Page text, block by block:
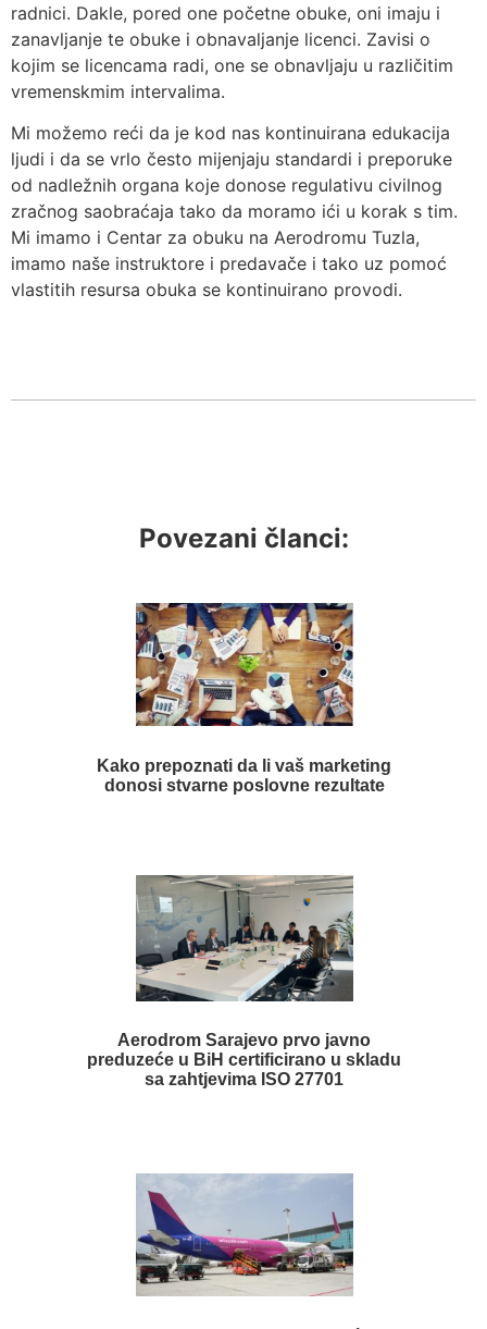
radnici. Dakle, pored one početne obuke, oni imaju i
zanavljanje te obuke i obnavaljanje licenci. Zavisi o
kojim se licencama radi, one se obnavljaju u različitim
vremenskmim intervalima.
Mi možemo reći da je kod nas kontinuirana edukacija
ljudi i da se vrlo često mijenjaju standardi i preporuke
od nadležnih organa koje donose regulativu civilnog
zračnog saobraćaja tako da moramo ići u korak s tim.
Mi imamo i Centar za obuku na Aerodromu Tuzla,
imamo naše instruktore i predavače i tako uz pomoć
vlastitih resursa obuka se kontinuirano provodi.
Povezani članci:
Kako prepoznati da li vaš marketing
donosi stvarne poslovne rezultate
Aerodrom Sarajevo prvo javno
preduzeće u BiH certificirano u skladu
sa zahtjevima ISO 27701